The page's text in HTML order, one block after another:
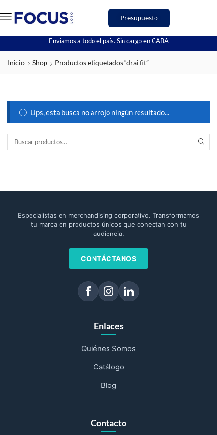
Presupuesto
Enviamos a todo el país. Sin cargo en CABA
Inicio Shop Productos etiquetados “drai fit”
Ups, esta busca no arrojó ningún resultado...
Especialistas en merchandising corporativo. Transformamos
tu marca en productos únicos que conectan con tu
audiencia.
CONTÁCTANOS
Enlaces
Quiénes Somos
Catálogo
Blog
Contacto